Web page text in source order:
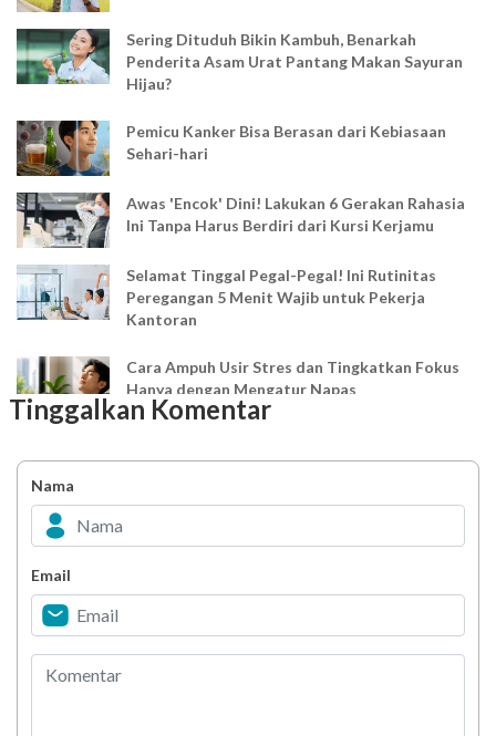
Sering Dituduh Bikin Kambuh, Benarkah
Penderita Asam Urat Pantang Makan Sayuran
Hijau?
Pemicu Kanker Bisa Berasan dari Kebiasaan
Sehari-hari
Awas 'Encok' Dini! Lakukan 6 Gerakan Rahasia
Ini Tanpa Harus Berdiri dari Kursi Kerjamu
Selamat Tinggal Pegal-Pegal! Ini Rutinitas
Peregangan 5 Menit Wajib untuk Pekerja
Kantoran
Cara Ampuh Usir Stres dan Tingkatkan Fokus
Hanya dengan Mengatur Napas
Bahagia dalam Tubuh
Minuman Manis, Teman atau Ancaman?
Berani Selesaikan Challenge 6.000 Langkah?
Tinggalkan Komentar
Nama
Email